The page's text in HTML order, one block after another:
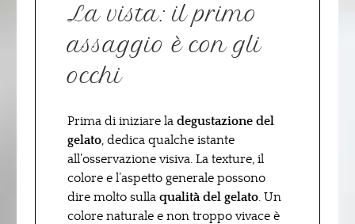
La vista: il primo
assaggio è con gli
occhi
Prima di iniziare la degustazione del
gelato, dedica qualche istante
all’osservazione visiva. La texture, il
colore e l’aspetto generale possono
dire molto sulla qualità del gelato. Un
colore naturale e non troppo vivace è